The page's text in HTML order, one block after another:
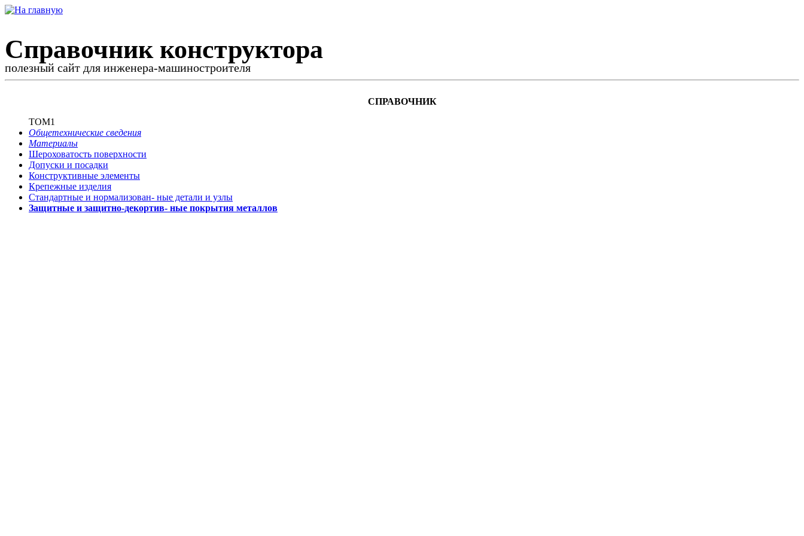
Справочник конструктора
полезный сайт для инженера-машиностроителя
СПРАВОЧНИК
ТОМ1
Общетехнические сведения
Материалы
Шероховатость поверхности
Допуски и посадки
Конструктивные элементы
Крепежные изделия
Стандартные и нормализован- ные детали и узлы
Защитные и защитно-декортив- ные покрытия металлов